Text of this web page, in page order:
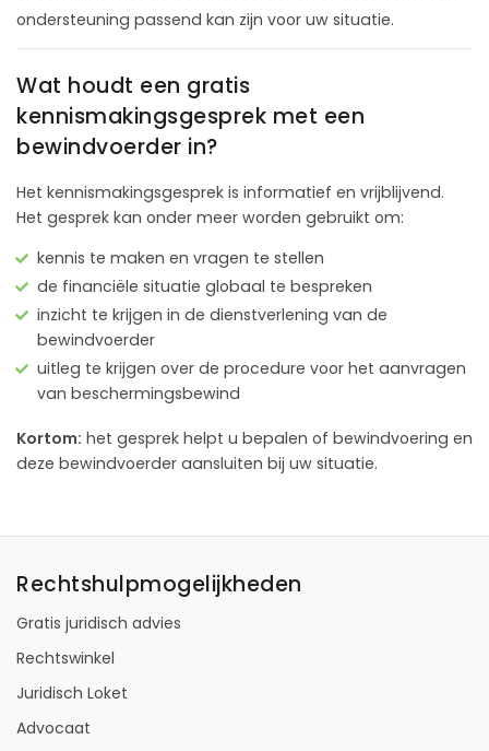
ondersteuning passend kan zijn voor uw situatie.
Wat houdt een gratis
kennismakingsgesprek met een
bewindvoerder in?
Het kennismakingsgesprek is informatief en vrijblijvend.
Het gesprek kan onder meer worden gebruikt om:
kennis te maken en vragen te stellen
de financiële situatie globaal te bespreken
inzicht te krijgen in de dienstverlening van de
bewindvoerder
uitleg te krijgen over de procedure voor het aanvragen
van beschermingsbewind
Kortom: het gesprek helpt u bepalen of bewindvoering en
deze bewindvoerder aansluiten bij uw situatie.
Rechtshulpmogelijkheden
Gratis juridisch advies
Rechtswinkel
Juridisch Loket
Advocaat